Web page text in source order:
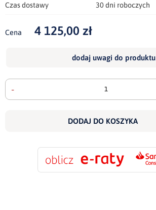
Czas dostawy 30 dni roboczych
Cena 4 125,00 zł
dodaj uwagi do produktu
-
DODAJ DO KOSZYKA